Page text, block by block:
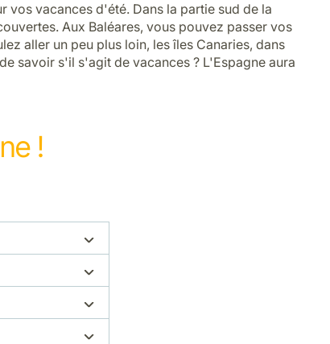
vos vacances d'été. Dans la partie sud de la
Aux Baléares, vous pouvez passer vos
aller un peu plus loin, les îles Canaries, dans
savoir s'il s'agit de vacances ? L'Espagne aura
!